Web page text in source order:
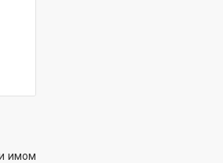
имом